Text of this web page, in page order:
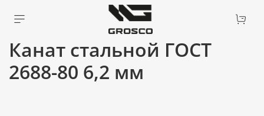
Канат стальной ГОСТ
2688-80 6,2 мм